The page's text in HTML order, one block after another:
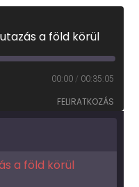
a föld körül
00:00 / 00:35:05
FELIRATKOZÁS
a föld körül